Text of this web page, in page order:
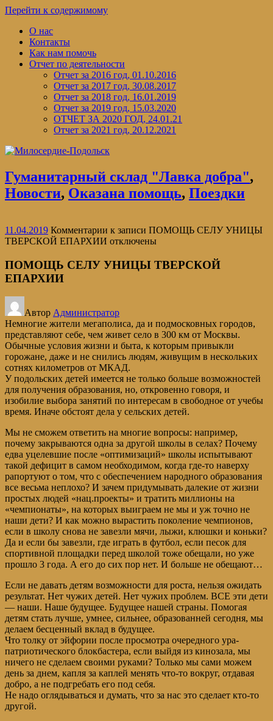
Перейти к содержимому
О нас
Контакты
Как нам помочь
Отчет по деятельности
Отчет за 2016 год, 01.10.2016
Отчет за 2017 год, 30.08.2017
Отчет за 2018 год, 16.01.2019
Отчет за 2019 год, 15.03.2020
ОТЧЕТ ЗА 2020 ГОД, 24.01.21
Отчет за 2021 год, 20.12.2021
Гуманитарный склад "Лавка добра",
Новости, Оказана помощь, Поездки
11.04.2019 Комментарии к записи ПОМОЩЬ СЕЛУ УНИЦЫ
ТВЕРСКОЙ ЕПАРХИИ отключены
ПОМОЩЬ СЕЛУ УНИЦЫ ТВЕРСКОЙ
ЕПАРХИИ
Автор Администратор
Немногие жители мегаполиса, да и подмосковных городов,
представляют себе, чем живет село в 300 км от Москвы.
Обычные условия жизни и быта, к которым привыкли
горожане, даже и не снились людям, живущим в нескольких
сотнях километров от МКАД.
У подольских детей имеется не только больше возможностей
для получения образования, но, откровенно говоря, и
изобилие выбора занятий по интересам в свободное от учебы
время. Иначе обстоят дела у сельских детей.
Мы не сможем ответить на многие вопросы: например,
почему закрываются одна за другой школы в селах? Почему
едва уцелевшие после «оптимизаций» школы испытывают
такой дефицит в самом необходимом, когда где-то наверху
рапортуют о том, что с обеспечением народного образования
все весьма неплохо? И зачем придумывать далекие от жизни
простых людей «нац.проекты» и тратить миллионы на
«чемпионаты», на которых выиграем не мы и уж точно не
наши дети? И как можно вырастить поколение чемпионов,
если в школу снова не завезли мячи, лыжи, клюшки и коньки?
Да и если бы завезли, где играть в футбол, если песок для
спортивной площадки перед школой тоже обещали, но уже
прошло 3 года. А его до сих пор нет. И больше не обещают…
Если не давать детям возможности для роста, нельзя ожидать
результат. Нет чужих детей. Нет чужих проблем. ВСЕ эти дети
— наши. Наше будущее. Будущее нашей страны. Помогая
детям стать лучше, умнее, сильнее, образованней сегодня, мы
делаем бесценный вклад в будущее.
Что толку от эйфории после просмотра очередного ура-
патриотического блокбастера, если выйдя из кинозала, мы
ничего не сделаем своими руками? Только мы сами можем
день за днем, капля за каплей менять что-то вокруг, отдавая
добро, а не подгребать его под себя.
Не надо оглядываться и думать, что за нас это сделает кто-то
другой.